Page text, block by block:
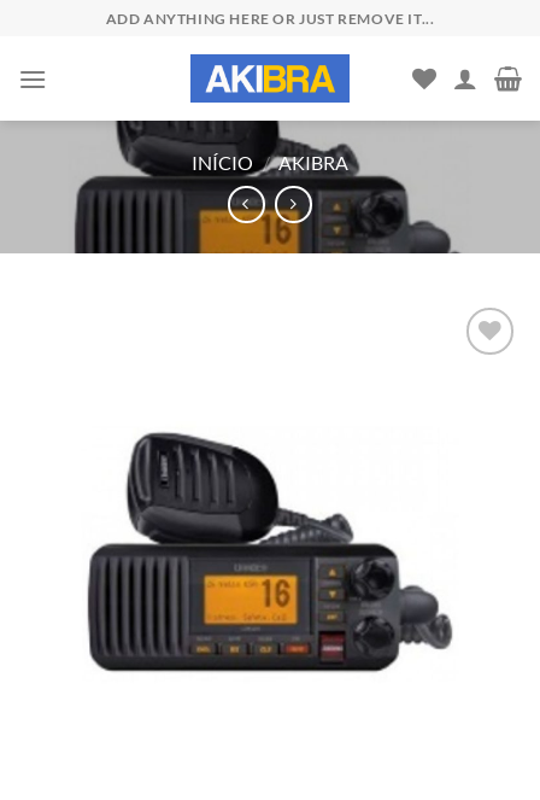
content
ADD ANYTHING HERE OR JUST REMOVE IT...
INÍCIO / AKIBRA